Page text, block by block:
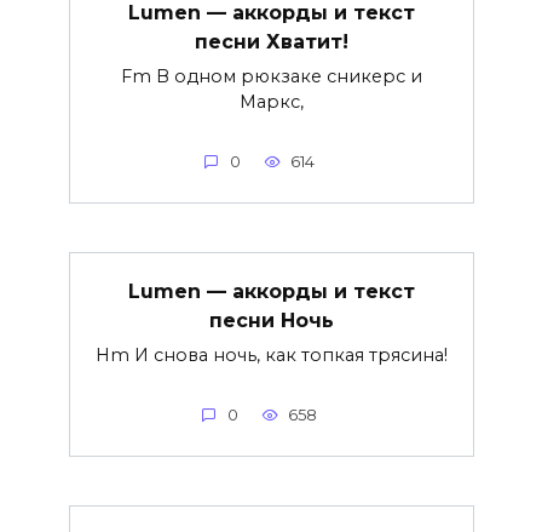
Lumen — аккорды и текст
песни Хватит!
Fm В одном рюкзаке сникерс и
Маркс,
0 614
Lumen — аккорды и текст
песни Ночь
Hm И снова ночь, как топкая трясина!
0 658